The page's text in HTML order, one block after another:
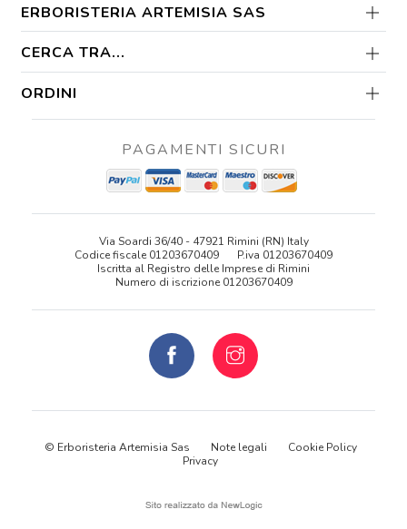
ERBORISTERIA ARTEMISIA SAS
CERCA TRA...
ORDINI
PAGAMENTI SICURI
Via Soardi 36/40 - 47921 Rimini (RN) Italy
Codice fiscale 01203670409
P.iva 01203670409
Iscritta al Registro delle Imprese di Rimini
Numero di iscrizione 01203670409
© Erboristeria Artemisia Sas Note legali
Cookie Policy
Privacy